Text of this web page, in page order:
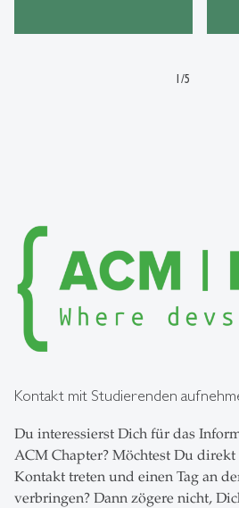
1/5
Kontakt mit Studierenden
Du interessierst Dich für das
ACM Chapter? Möchtest Du
Kontakt treten und einen Tag an
verbringen? Dann zögere nicht,